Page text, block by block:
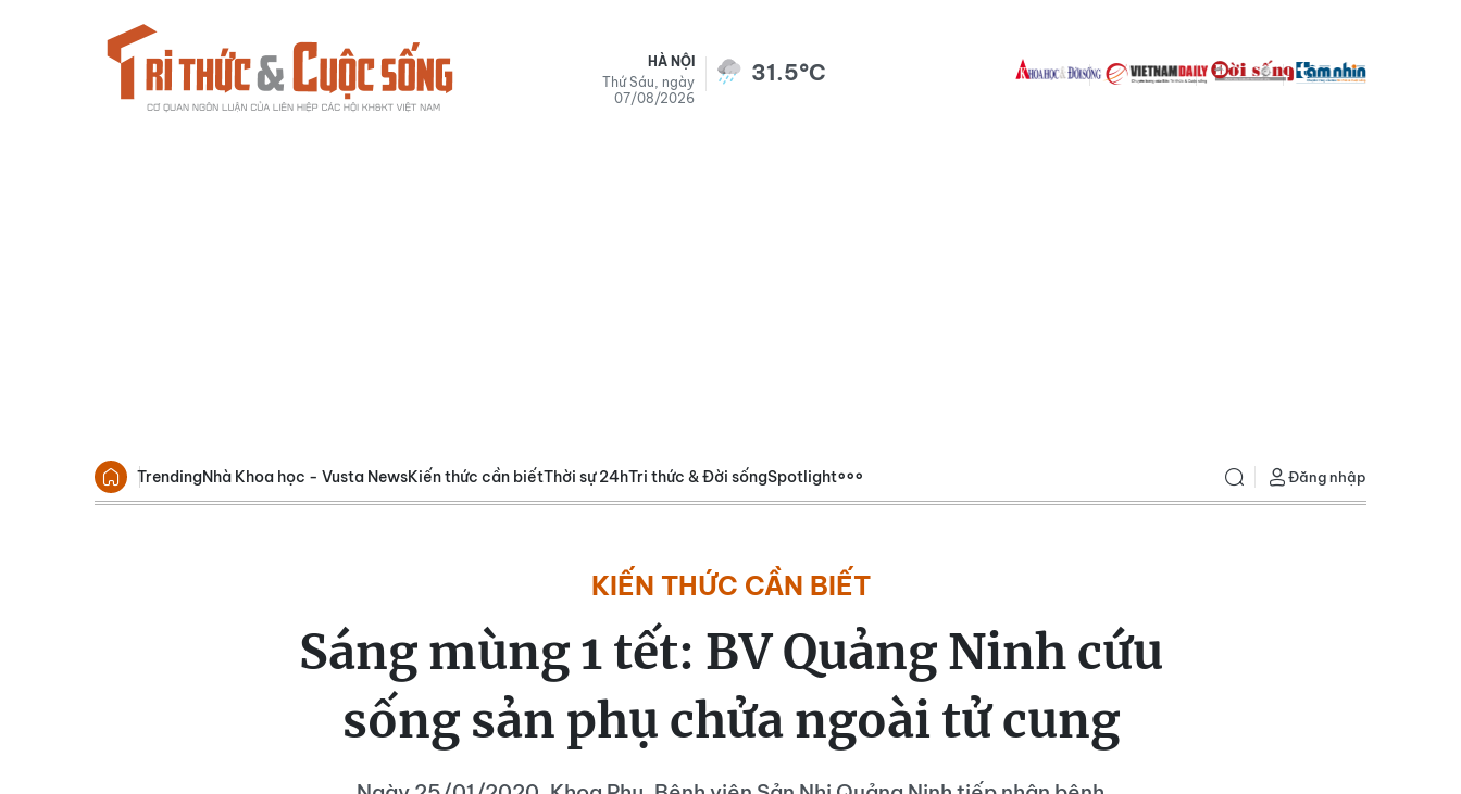
HÀ NỘI
Thứ Sáu, ngày
07/08/2026
31.5°C
TrendingNhà Khoa học - Vusta NewsKiến thức cần biếtThời sự 24hTri thức & Đời sốngSpotlight Đăng nhập
KIẾN THỨC CẦN BIẾT
Sáng mùng 1 tết: BV Quảng Ninh cứu
sống sản phụ chửa ngoài tử cung